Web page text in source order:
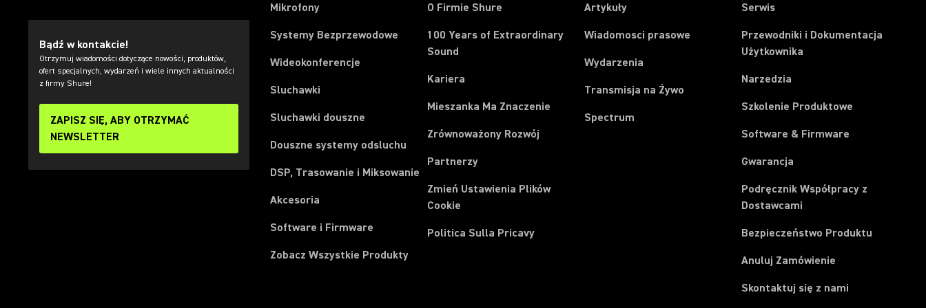
Bądź w kontakcie!
Otrzymuj wiadomości dotyczące nowości, produktów,
ofert specjalnych, wydarzeń i wiele innych aktualności
z firmy Shure!
ZAPISZ SIĘ, ABY OTRZYMAĆ
NEWSLETTER
Mikrofony
Systemy Bezprzewodowe
Wideokonferencje
Sluchawki
Sluchawki douszne
Douszne systemy odsluchu
DSP, Trasowanie i Miksowanie
Akcesoria
Software i Firmware
Zobacz Wszystkie Produkty
O Firmie Shure
100 Years of Extraordinary
Sound
Kariera
Mieszanka Ma Znaczenie
Zrównoważony Rozwój
Partnerzy
Zmień Ustawienia Plików
Cookie
Politica Sulla Pricavy
Artykuły
Wiadomosci prasowe
Wydarzenia
Transmisja na Żywo
Spectrum
Serwis
Przewodniki i Dokumentacja
Użytkownika
Narzedzia
Szkolenie Produktowe
Software & Firmware
Gwarancja
Podręcznik Współpracy z
Dostawcami
Bezpieczeństwo Produktu
Anuluj Zamówienie
Skontaktuj się z nami